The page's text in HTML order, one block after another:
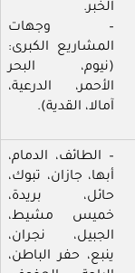
الخبر.
– وجهات
المشاريع الكبرى:
(نيوم، البحر
الأحمر، الدرعية،
آمالا، القدية).
– الطائف، الدمام،
أبها، جازان، تبوك،
حائل، بريدة،
خميس مشيط،
الجبيل، نجران،
ينبع، حفر الباطن،